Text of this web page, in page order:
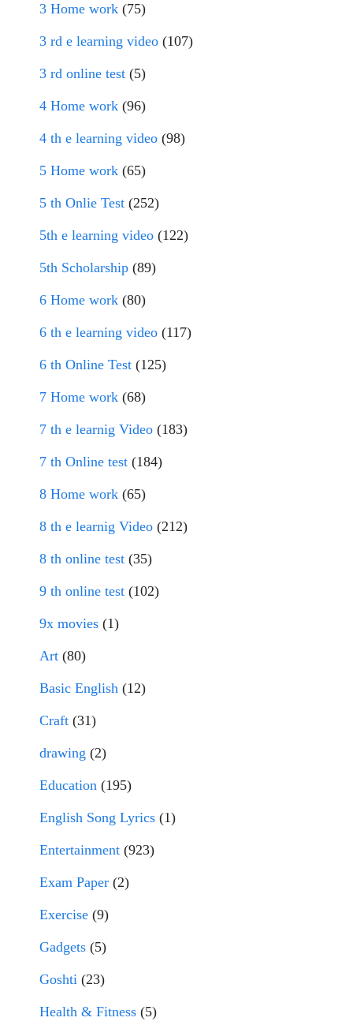
3 Home work (75)
3 rd e learning video (107)
3 rd online test (5)
4 Home work (96)
4 th e learning video (98)
5 Home work (65)
5 th Onlie Test (252)
5th e learning video (122)
5th Scholarship (89)
6 Home work (80)
6 th e learning video (117)
6 th Online Test (125)
7 Home work (68)
7 th e learnig Video (183)
7 th Online test (184)
8 Home work (65)
8 th e learnig Video (212)
8 th online test (35)
9 th online test (102)
9x movies (1)
Art (80)
Basic English (12)
Craft (31)
drawing (2)
Education (195)
English Song Lyrics (1)
Entertainment (923)
Exam Paper (2)
Exercise (9)
Gadgets (5)
Goshti (23)
Health & Fitness (5)